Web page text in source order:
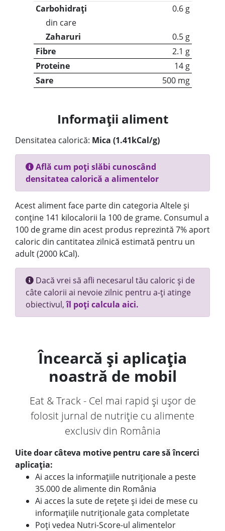
Carbohidrați
0.6 g
din care
Zaharuri
0.5 g
Fibre
2.1 g
Proteine
14 g
Sare
500 mg
Informații aliment
Densitatea calorică: Mica (1.41kCal/g)
Află cum poți slăbi cunoscând
densitatea calorică a alimentelor
Acest aliment face parte din categoria Altele și
conține 141 kilocalorii la 100 de grame. Consumul a
100 de grame din acest produs reprezintă 7% aport
caloric din cantitatea zilnică estimată pentru un
adult (2000 kCal).
Dacă vrei să afli necesarul tău caloric și de
câte calorii ai nevoie zilnic pentru a-ți atinge
obiectivul,îl poți calcula aici.
Încearcă și aplicația
noastră de mobil
Eat & Track - Cel mai rapid și ușor de
folosit jurnal de nutriție cu alimente
exclusiv din România
Uite doar câteva motive pentru care să încerci
aplicația:
Ai acces la informațiile nutriționale a peste
35.000 de alimente din România
Ai acces la sute de rețete și idei de mese cu
informațiile nutriționale gata completate
Poți vedea Nutri-Score-ul alimentelor